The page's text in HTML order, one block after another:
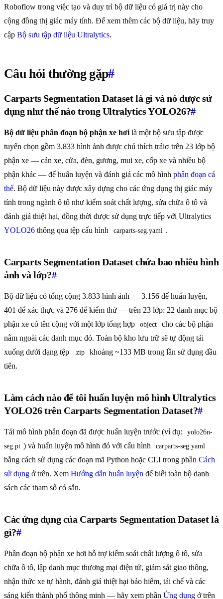
Roboflow trong việc tạo và duy trì bộ dữ liệu có giá trị này cho
cộng đồng thị giác máy tính. Để xem thêm các bộ dữ liệu, hãy truy
cập Bộ sưu tập dữ liệu Ultralytics.
Câu hỏi thường gặp#
Carparts Segmentation Dataset là gì và nó được sử
dụng như thế nào trong Ultralytics YOLO26?#
Bộ dữ liệu phân đoạn bộ phận xe hơi là một bộ sưu tập được
tuyển chọn gồm 3.833 hình ảnh được chú thích trảiσ trên 23 lớp bộ
phận xe — cản xe, cửa, đèn, gương, mui xe, cốp xe và nhiều bộ
phận khác — để huấn luyện và đánh giá các mô hình phân đoạn cá
thể. Bộ dữ liệu này được xây dựng cho các ứng dụng thị giác máy
tính trong ngành ô tô như kiểm soát chất lượng, sửa chữa ô tô và
đánh giá thiệt hại, đồng thời được sử dụng trực tiếp với Ultralytics
YOLO26 thông qua tệp cấu hình carparts-seg.yaml .
Carparts Segmentation Dataset chứa bao nhiêu hình
ảnh và lớp?#
Bộ dữ liệu có tổng cộng 3.833 hình ảnh — 3.156 để huấn luyện,
401 để xác thực và 276 để kiểm thử — trên 23 lớp: 22 danh mục bộ
phận xe có tên cộng với một lớp tổng hợp
object
cho các bộ phận
nằm ngoài các danh mục đó. Toàn bộ kho lưu trữ sẽ tự động tải
xuống dưới dạng tệp
.zip
khoảng ~133 MB trong lần sử dụng đầu
tiên.
Làm cách nào để tôi huấn luyện mô hình Ultralytics
YOLO26 trên Carparts Segmentation Dataset?#
Tải mô hình phân đoạn đã được huấn luyện trước (ví dụ:
yolo26n-
seg.pt ) và huấn luyện mô hình đó với cấu hình carparts-seg.yaml
bằng cách sử dụng các đoạn mã Python hoặc CLI trong phần Cách
sử dụng ở trên. Xem Hướng dẫn huấn luyện để biết toàn bộ danh
sách các tham số có sẵn.
Các ứng dụng của Carparts Segmentation Dataset là
gì?#
Phân đoạn bộ phận xe hơi hỗ trợ kiểm soát chất lượng ô tô, sửa
chữa ô tô, lập danh mục thương mại điện tử, giám sát giao thông,
nhận thức xe tự hành, đánh giá thiệt hại bảo hiểm, tái chế và các
sáng kiến thành phố thông minh — hãy xem phần Ứng dụng ở trên